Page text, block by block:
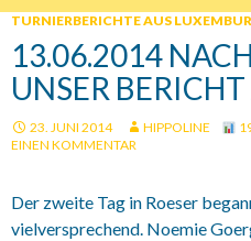
TURNIERBERICHTE AUS
13.06.2014
UNSER BERICHT
23. JUNI 2014 HIPPOLINE
EINEN KOMMENTAR
Der zweite Tag in Roeser
vielversprechend. Noemie